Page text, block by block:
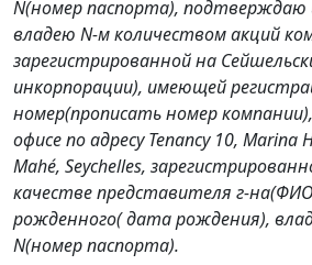
N(номер паспорта),
владею N-м количеством акций
зарегистрированной на
инкорпорации), имеющей
номер(прописать номер
офисе по адресу Tenancy 10, Marina
Mahé, Seychelles,
качестве представителя г-
рожденного( дата рождения),
N(номер паспорта).